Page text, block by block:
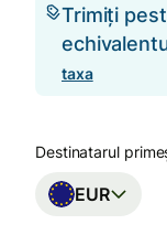
Trimiți
taxa
Destinatarul
EUR